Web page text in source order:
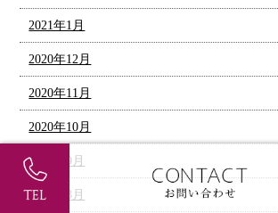
2021年1月
2020年12月
2020年11月
2020年10月
2020年9月
2020年8月